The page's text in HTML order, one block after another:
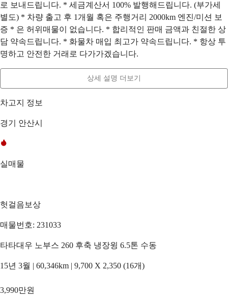
로 보내드립니다. * 세금계산서 100% 발행해드립니다. (부가세
별도) * 차량 출고 후 1개월 혹은 주행거리 2000km 엔진/미션 보
증 * 은 허위매물이 없습니다. * 합리적인 판매 금액과 친절한 상
담 약속드립니다. * 화물차 매입 최고가 약속드립니다. * 항상 투
명하고 안전한 거래로 다가가겠습니다.
상세 설명 더보기
차고지 정보
경기 안산시
실매물
헛걸음보상
매물번호: 231033
타타대우 노부스 260 후축 냉장윙 6.5톤 수동
15년 3월 | 60,346km | 9,700 X 2,350 (16개)
3,990만원